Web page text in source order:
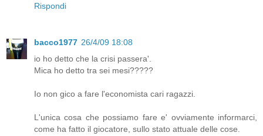
Rispondi
bacco1977 26/4/09 18:08
io ho detto che la crisi passera'.
Mica ho detto tra sei mesi?????
Io non gico a fare l'economista cari ragazzi.
L'unica cosa che possiamo fare e' ovviamente informarci,
come ha fatto il giocatore, sullo stato attuale delle cose.